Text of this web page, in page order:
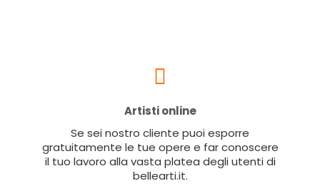
Artisti online
Se sei nostro cliente puoi esporre
gratuitamente le tue opere e far conoscere
il tuo lavoro alla vasta platea degli utenti di
bellearti.it.